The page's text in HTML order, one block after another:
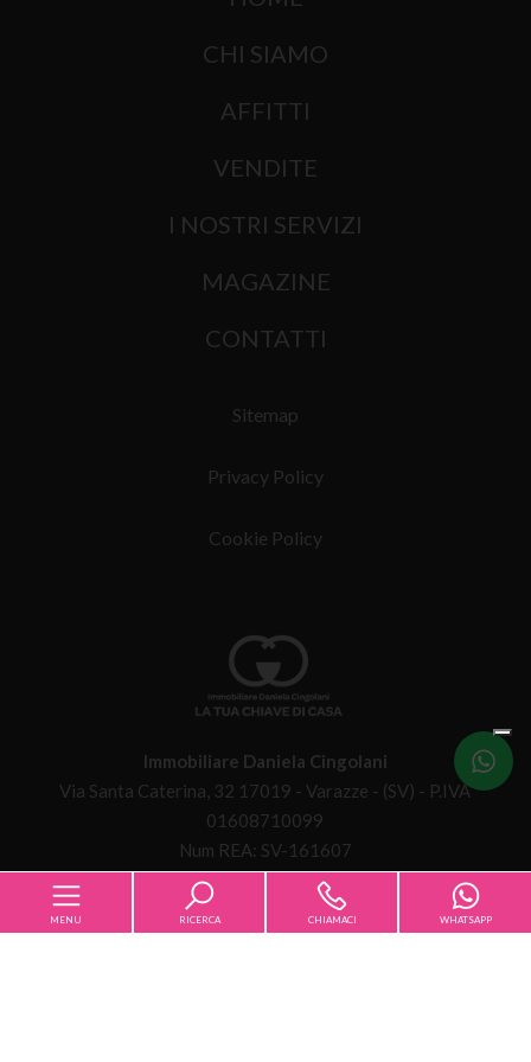
CHI SIAMO
AFFITTI
VENDITE
I NOSTRI SERVIZI
MAGAZINE
CONTATTI
Sitemap
Privacy Policy
Cookie Policy
Immobiliare Daniela Cingolani
Via Santa Caterina, 32 17019 - Varazze - (SV) - P.IVA
01608710099
Num REA: SV-161607
Copyright © 2026 - Powered byGestim
MENU RICERCA CHIAMACI WHATSAPP
Scrivici